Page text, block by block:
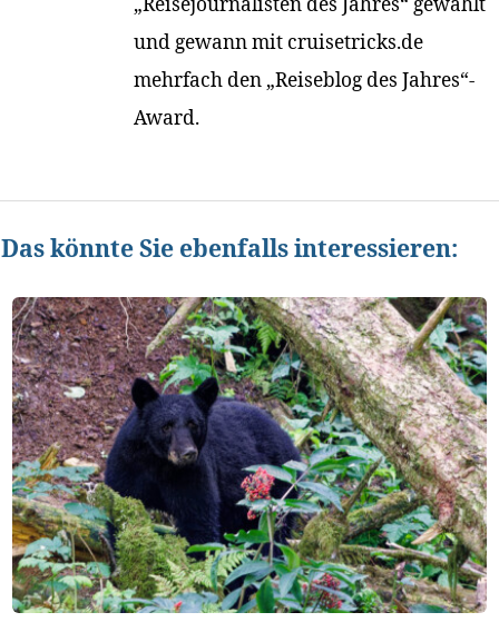
und gewann mit cruisetricks.de
mehrfach den „Reiseblog des Jahres“-
Award.
Das könnte Sie ebenfalls interessieren: